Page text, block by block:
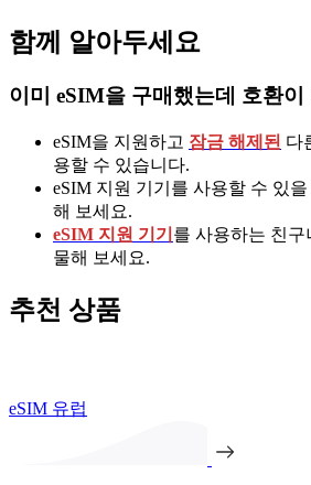
함께 알아두세요
이미 eSIM을 구매했는데 호환이
eSIM을 지원하고 잠금 해제된 다
용할 수 있습니다.
eSIM 지원 기기를 사용할 수 있
해 보세요.
eSIM 지원 기기 를 사용하는 친구
물해 보세요.
추천 상품
eSIM 유럽